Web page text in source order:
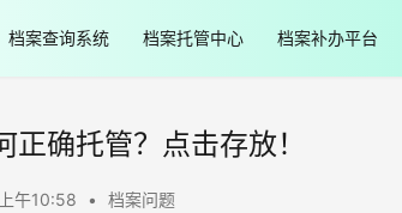
档案查询系统 档案托管中心 档案补办平台
正确托管？点击存放！
午10:58 • 档案问题